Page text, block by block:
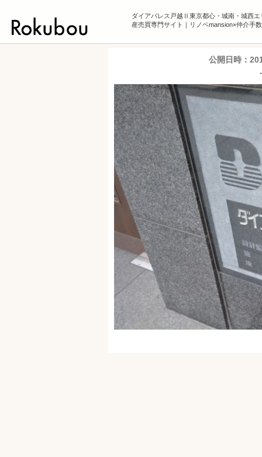
ダイアパレス戸越Ⅱ東京都心・城南・城西エ
産売買専門サイト｜リノベmansion×仲介手
公開日時：